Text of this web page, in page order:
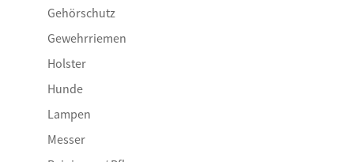
Gehörschutz
Gewehrriemen
Holster
Hunde
Lampen
Messer